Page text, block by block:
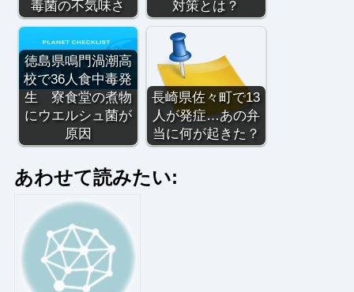
毒菌の不気味さ 対策とは？
徳島県鳴門渦潮高
校で36人食中毒発
生 寮食堂の煮物
にウエルシュ菌が
原因
長崎県佐々町で13
人が発症…あの弁
当に何が起きた？
あわせて読みたい: